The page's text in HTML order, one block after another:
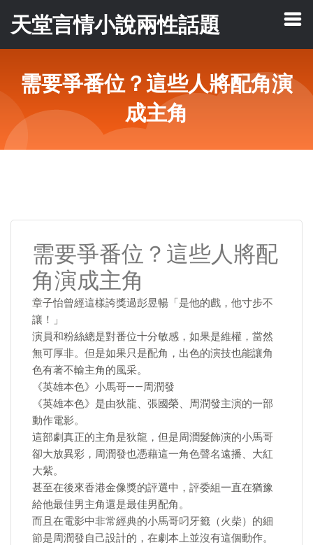
天堂言情小說兩性話題
需要爭番位？這些人將配角演
成主角
需要爭番位？這些人將配
角演成主角
章子怡曾經這樣誇獎過彭昱暢「是他的戲，他寸步不
讓！」
演員和粉絲總是對番位十分敏感，如果是維權，當然
無可厚非。但是如果只是配角，出色的演技也能讓角
色有著不輸主角的風采。
《英雄本色》小馬哥——周潤發
《英雄本色》是由狄龍、張國榮、周潤發主演的一部
動作電影。
這部劇真正的主角是狄龍，但是周潤髮飾演的小馬哥
卻大放異彩，周潤發也憑藉這一角色聲名遠播、大紅
大紫。
甚至在後來香港金像獎的評選中，評委組一直在猶豫
給他最佳男主角還是最佳男配角。
而且在電影中非常經典的小馬哥叼牙籤（火柴）的細
節是周潤發自己設計的，在劇本上並沒有這個動作。